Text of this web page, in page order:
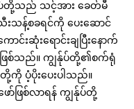
တို့သည် သင့်အား ခေတ်မီ
သန့်စခရင်ကို ပေးဆောင်
ဆုံးရောင်းချပြီးနောက်
ဖြစ်သည်။ ကျွန်ုပ်တို့၏စက်ရုံ
ကို ပံ့ပိုးပေးပါသည်။
ြစ်လာရန် ကျွန်ုပ်တို့